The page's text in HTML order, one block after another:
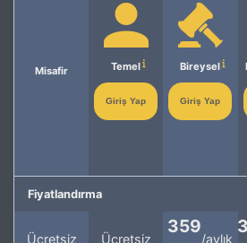
Misafir Temel
Giriş Yap
Bireysel
Giriş Yap
Fiyatlandırma
Ücretsiz Ücretsiz
359
/aylık